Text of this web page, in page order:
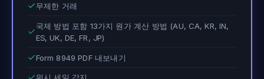
무제한 거래
국제 방법 포함 13가지 원가 계산 방법 (AU, CA, KR, IN,
ES, UK, DE, FR, JP)
Form 8949 PDF 내보내기